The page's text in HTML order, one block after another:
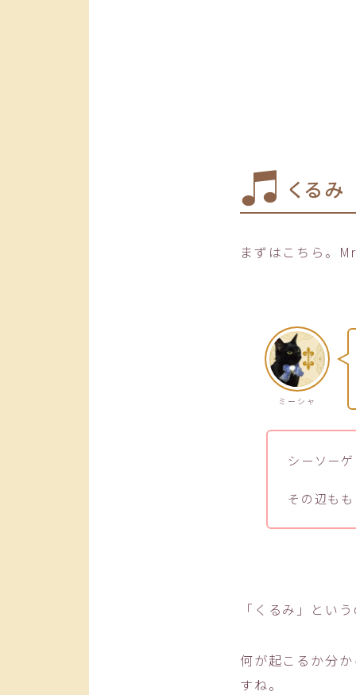
くるみ
まずはこちら。
ミーシャ
シーソー
その辺も
「くるみ」とい
何が起こるか分
すね。